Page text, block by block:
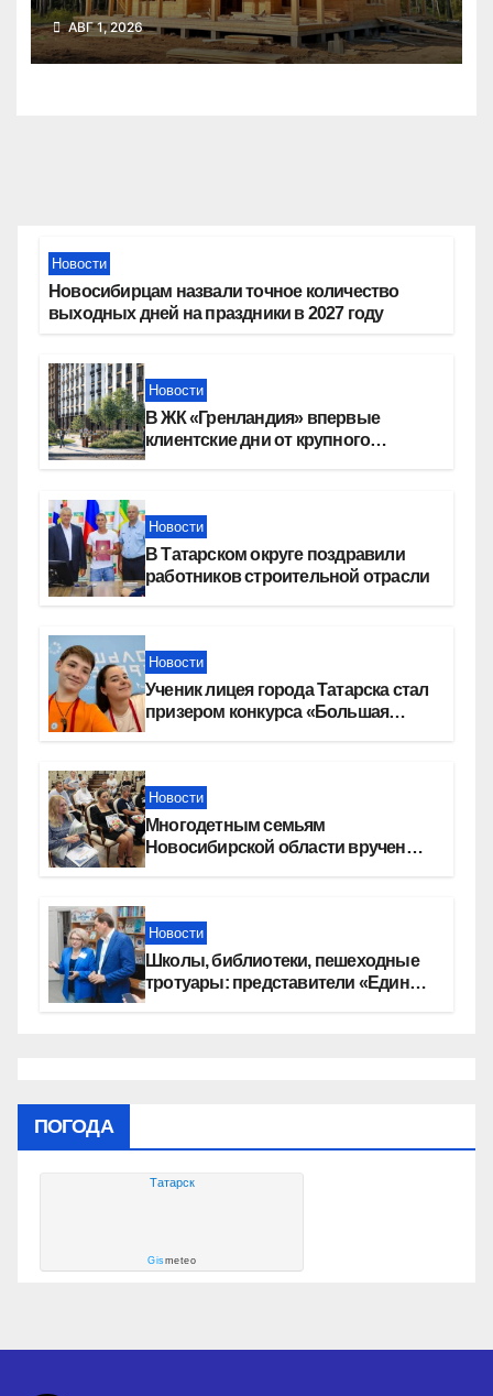
воспользовались почти 50
тысяч семей
АВГ 1, 2026
Новости
Новосибирцам назвали точное количество
выходных дней на праздники в 2027 году
Новости
В ЖК «Гренландия» впервые
клиентские дни от крупного
Новости
В Татарском округе поздравили
работников строительной отрасли
Новости
Ученик лицея города Татарска стал
призером конкурса «Большая
Новости
Многодетным семьям
Новосибирской области вручены
Новости
Школы, библиотеки, пешеходные
тротуары: представители «Единой
ПОГОДА
Татарск
Gismeteo